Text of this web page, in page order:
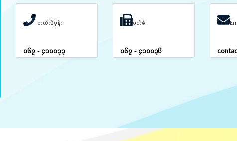
တယ်လီဖုန်း
၀၆၇ - ၄၁၀၀၃၃
ဖက်စ်
၀၆၇ - ၄၁၀၀၃၆